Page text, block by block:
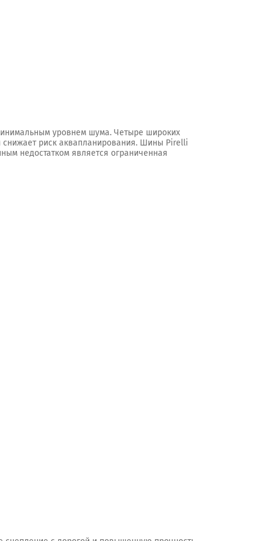
уровнем шума. Четыре широких
снижает риск аквапланирования. Шины Pirelli
недостатком является ограниченная